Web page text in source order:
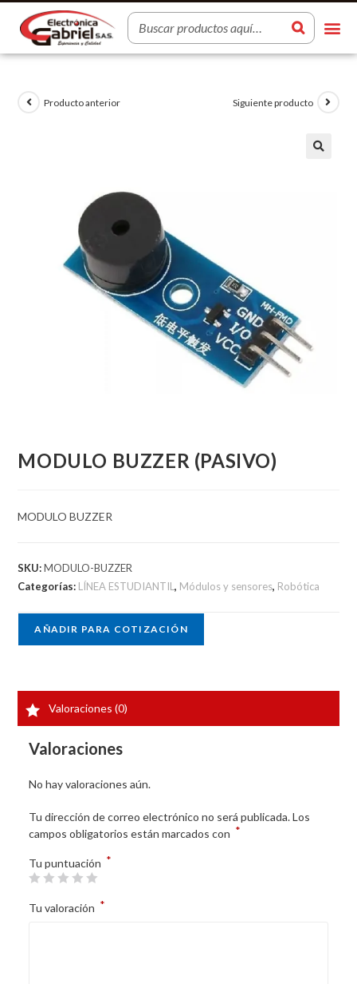
Producto anterior Siguiente producto
MODULO BUZZER (PASIVO)
MODULO BUZZER
SKU:MODULO-BUZZER
Categorías: LÍNEA ESTUDIANTIL, Módulos y sensores, Robótica
AÑADIR PARA COTIZACIÓN
Valoraciones (0)
Valoraciones
No hay valoraciones aún.
Tu dirección de correo electrónico no será publicada. Los
campos obligatorios están marcados con *
Tu puntuación *
Tu valoración *